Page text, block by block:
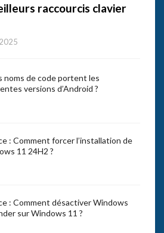
raccourcis clavier
noms de code portent les
versions d’Android ?
: Comment forcer l’installation de
11 24H2 ?
: Comment désactiver Windows
sur Windows 11 ?